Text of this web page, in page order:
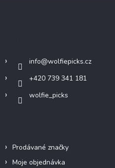
info@wolfiepicks.cz
+420 739 341 181
wolfie_picks
Prodávané značky
Moje objednávka